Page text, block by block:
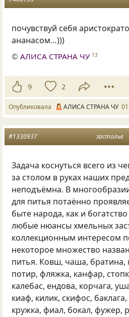
почувствуй себя
ананасом…)))
©АЛИСА СТРАНА ЧУ 13
9 2
Опубликовала АЛИСА СТРАНА ЧУ
застолье
#1330937
Задача коснуться всего из
за столом в руках наших
неподъёмна. В
для питья потаённо
быте народа, как и
любые нюансы хмельных
коллекционным интересом
некоторое множество
питья. Ковш, чаша, братина,
потир, фляжка, канфар,
калебас, ендова, корчага,
киаф, килик, скифос, баклага,
кружка, фиал, бокал, фужер,